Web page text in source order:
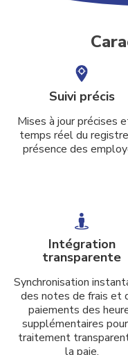
Suivi précis
Mises à jour précises
temps réel du
présence des
Intégration
transparente
Synchronisation
des notes de frais et
paiements des
supplémentaires
traitement
la paie.